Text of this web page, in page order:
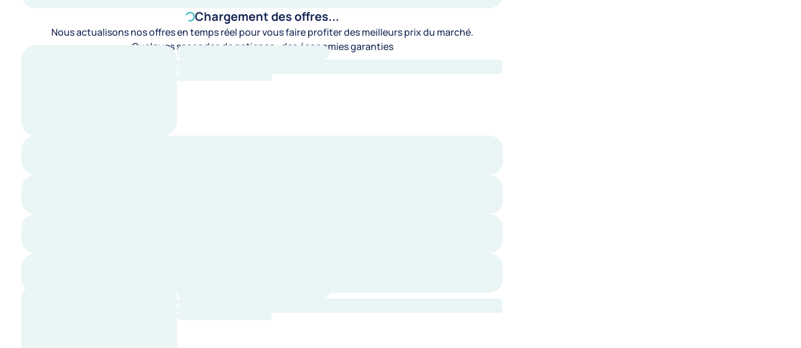
Chargement des offres...
Nous actualisons nos offres en temps réel pour vous faire profiter des meilleurs prix du marché.
Quelques secondes de patience : des économies garanties